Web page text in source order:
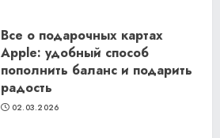
Все о подарочных картах
Apple: удобный способ
пополнить баланс и подарить
радость
02.03.2026